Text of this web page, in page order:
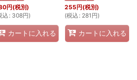
円(税別)
込 : 308円)
カートに入れる
255円(税別)
(税込 : 281 円)
カートに入れる